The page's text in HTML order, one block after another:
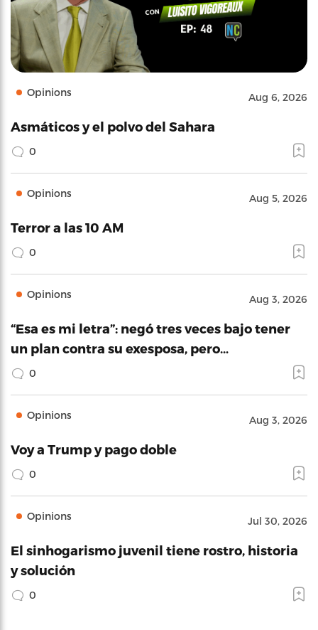
Opinions Aug 6, 2026
Asmáticos y el polvo del Sahara
0
Opinions Aug 5, 2026
Terror a las 10 AM
0
Opinions Aug 3, 2026
“Esa es mi letra”: negó tres veces bajo tener
un plan contra su exesposa, pero…
0
Opinions Aug 3, 2026
Voy a Trump y pago doble
0
Opinions Jul 30, 2026
El sinhogarismo juvenil tiene rostro, historia
y solución
0